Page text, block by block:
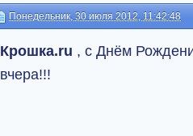
Понедельник, 30 июля 2012, 11:42:48
Крошка.ru , с Днём
вчера!!!